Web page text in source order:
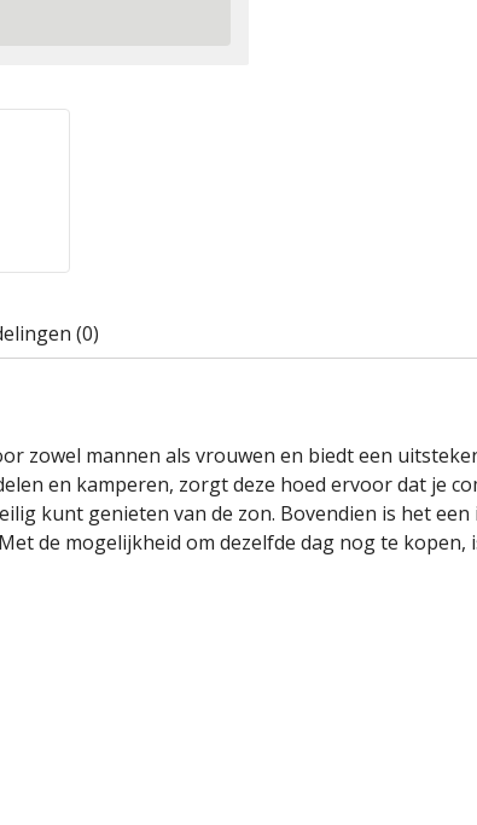
(0)
zowel mannen als vrouwen en biedt een
en kamperen, zorgt deze hoed ervoor dat je
kunt genieten van de zon. Bovendien is het
de mogelijkheid om dezelfde dag nog te